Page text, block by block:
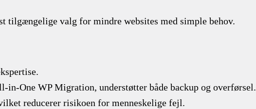
tilgængelige valg for mindre websites med simple behov.
in-One WP Migration, understøtter både backup og overførsel.
reducerer risikoen for menneskelige fejl.